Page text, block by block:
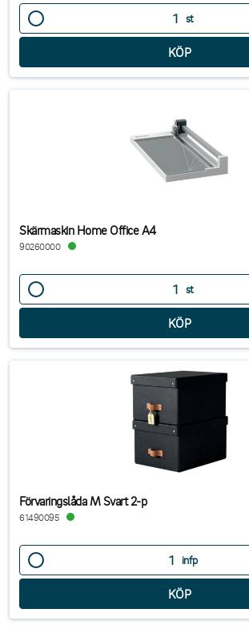
st
Skärmaskin Home Office A4
90260000
st
Förvaringslåda M Svart 2-p
61490095
infp